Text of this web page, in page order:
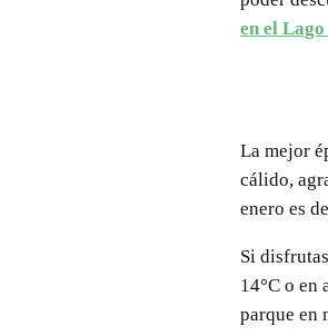
en el Lago
La mejor
cálido,
enero es
Si
14°C o en
parque en